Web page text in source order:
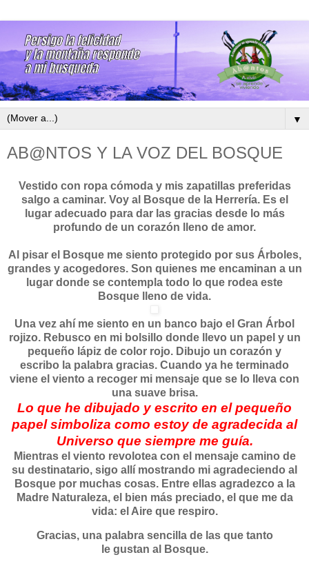
▼
AB@NTOS Y LA VOZ DEL BOSQUE
Vestido con ropa cómoda y mis zapatillas preferidas
salgo a caminar. Voy al Bosque de la Herrería. Es el
lugar adecuado para dar las gracias desde lo más
profundo de un corazón lleno de amor.
Al pisar el Bosque me siento protegido por sus Árboles,
grandes y acogedores. Son quienes me encaminan a un
lugar donde se contempla todo lo que rodea este
Bosque lleno de vida.
Una vez ahí me siento en un banco bajo el Gran Árbol
rojizo. Rebusco en mi bolsillo donde llevo un papel y un
pequeño lápiz de color rojo. Dibujo un corazón y
escribo la palabra gracias. Cuando ya he terminado
viene el viento a recoger mi mensaje que se lo lleva con
una suave brisa.
Lo que he dibujado y escrito en el pequeño
papel simboliza como estoy de agradecida al
Universo que siempre me guía.
Mientras el viento revolotea con el mensaje camino de
su destinatario, sigo allí mostrando mi agradeciendo al
Bosque por muchas cosas. Entre ellas agradezco a la
Madre Naturaleza, el bien más preciado, el que me da
vida: el Aire que respiro.
Gracias, una palabra sencilla de las que tanto
le gustan al Bosque.